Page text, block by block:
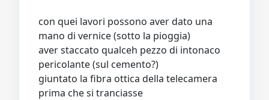
con quei lavori possono aver dato una
mano di vernice (sotto la pioggia)
aver staccato qualceh pezzo di intonaco
pericolante (sul cemento?)
giuntato la fibra ottica della telecamera
prima che si tranciasse